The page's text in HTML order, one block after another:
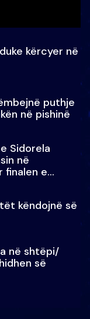
kërcyer në
puthje
në pishinë
Sidorela
në
finalen e
këndojnë së
në shtëpi/
së